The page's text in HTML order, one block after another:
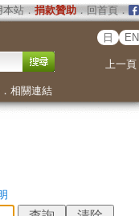
本站． 捐款贊助．回首頁．
日 EN
上一頁
． 相關連結